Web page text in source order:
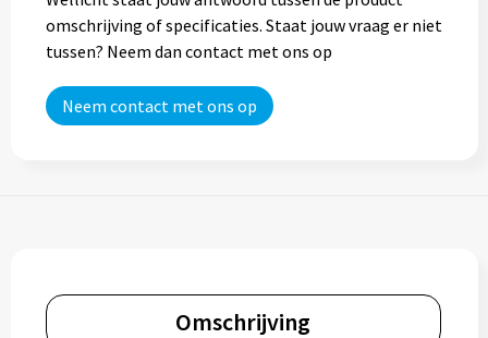
omschrijving of specificaties. Staat jouw vraag er niet
tussen? Neem dan contact met ons op
Neem contact met ons op
Omschrijving